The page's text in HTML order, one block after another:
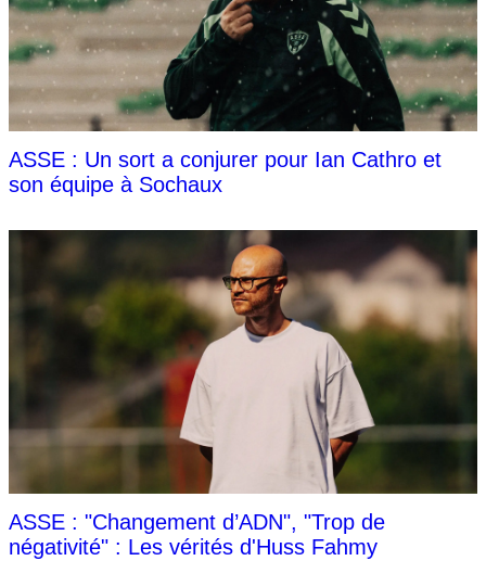
ASSE : Un sort a conjurer pour Ian Cathro et
son équipe à Sochaux
ASSE : "Changement d’ADN", "Trop de
négativité" : Les vérités d'Huss Fahmy